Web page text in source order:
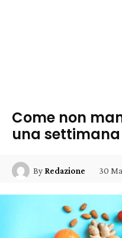
Come non
una settimana
By Redazione 30